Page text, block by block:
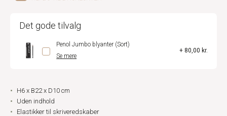
Det gode tilvalg
Penol Jumbo blyanter (Sort)
Se mere
+ 80,00 kr.
H6 x B22 x D10 cm
Uden indhold
Elastikker til skriveredskaber